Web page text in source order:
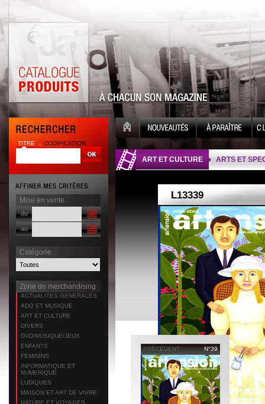
TITRE CODIFICATION
Mise en vente
du
au
Catégorie
Zone de merchandising
ACTUALITES GENERALES
ADO ET MUSIQUE
ART ET CULTURE
DIVERS
DVD/MUSIQUE/JEUX
ENFANTS
FEMININS
INFORMATIQUE ET
NUMERIQUE
LUDIQUES
MAISON ET ART DE VIVRE
NATURE ET VOYAGES
ART ET CULTURE ARTS ET
PRÉCÉDENT N°39